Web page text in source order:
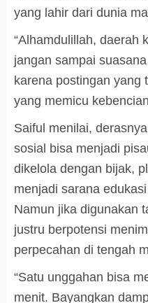
yang lahir dari dunia
“Alhamdulillah, daerah
jangan sampai
karena postingan yang
yang memicu
Saiful menilai,
sosial bisa menjadi
dikelola dengan bijak,
menjadi sarana
Namun jika digunakan
justru berpotensi
perpecahan di tengah
“Satu unggahan bisa
menit. Bayangkan